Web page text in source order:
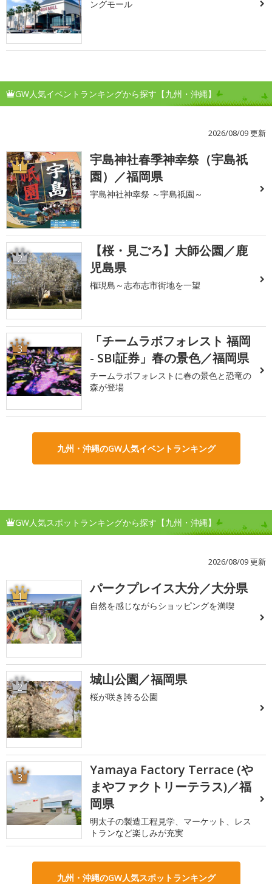
ングモール
GW人気イベントランキングから探す【九州・沖縄】
2026/08/09 更新
1
宇島神社春季神幸祭（宇島祇
園）／福岡県
宇島神社神幸祭 ～宇島祇園～
2
【桜・見ごろ】大師公園／鹿
児島県
権現島～志布志市街地を一望
3
「チームラボフォレスト 福岡
- SBI証券」春の景色／福岡県
チームラボフォレストに春の景色と恐竜の
森が登場
九州・沖縄のGW人気イベントランキング
GW人気スポットランキングから探す【九州・沖縄】
2026/08/09 更新
1 パークプレイス大分／大分県
自然を感じながらショッピングを満喫
2 城山公園／福岡県
桜が咲き誇る公園
3
Yamaya Factory Terrace (や
まやファクトリーテラス)／福
岡県
明太子の製造工程見学、マーケット、レス
トランなど楽しみが充実
九州・沖縄のGW人気スポットランキング